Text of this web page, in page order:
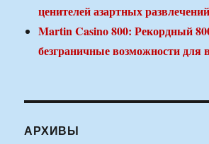
ценителей азартных развлечений
Martin Casino 800: Рекордный
безграничные возможности
АРХИВЫ